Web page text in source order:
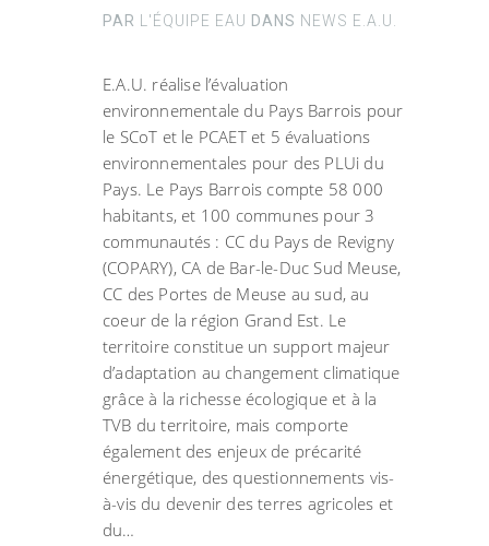
PAR L'ÉQUIPE EAU DANS NEWS E.A.U.
E.A.U. réalise l’évaluation
environnementale du Pays Barrois pour
le SCoT et le PCAET et 5 évaluations
environnementales pour des PLUi du
Pays. Le Pays Barrois compte 58 000
habitants, et 100 communes pour 3
communautés : CC du Pays de Revigny
(COPARY), CA de Bar-le-Duc Sud Meuse,
CC des Portes de Meuse au sud, au
coeur de la région Grand Est. Le
territoire constitue un support majeur
d’adaptation au changement climatique
grâce à la richesse écologique et à la
TVB du territoire, mais comporte
également des enjeux de précarité
énergétique, des questionnements vis-
à-vis du devenir des terres agricoles et
du…